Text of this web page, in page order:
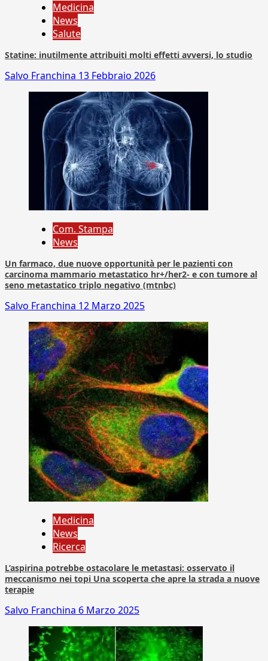
Medicina
News
Salute
Statine: inutilmente attribuiti molti effetti avversi, lo studio
Salvo Franchina 13 Febbraio 2026
Com. Stampa
News
Un farmaco, due nuove opportunità per le pazienti con
carcinoma mammario metastatico hr+/her2- e con tumore al
seno metastatico triplo negativo (mtnbc)
Salvo Franchina 12 Marzo 2025
Medicina
News
Ricerca
L’aspirina potrebbe ostacolare le metastasi: osservato il
meccanismo nei topi Una scoperta che apre la strada a nuove
terapie
Salvo Franchina 6 Marzo 2025